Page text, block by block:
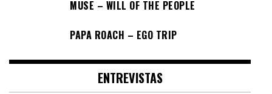
MUSE – WILL OF THE PEOPLE
PAPA ROACH – EGO TRIP
ENTREVISTAS